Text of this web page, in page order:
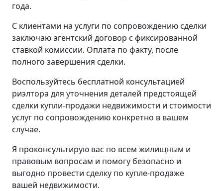
года.
С клиентами на услуги по сопровождению сделки
заключаю агентский договор с фиксированной
ставкой комиссии. Оплата по факту, после
полного завершения сделки.
Воспользуйтесь бесплатной консультацией
риэлтора для уточнения деталей предстоящей
сделки купли-продажи недвижимости и стоимости
услуг по сопровождению конкретно в вашем
случае.
Я проконсультирую вас по всем жилищным и
правовым вопросам и помогу безопасно и
выгодно провести сделку по купле-продаже
вашей недвижимости.